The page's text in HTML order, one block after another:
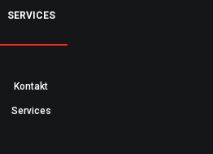
SERVICES
Kontakt
Services